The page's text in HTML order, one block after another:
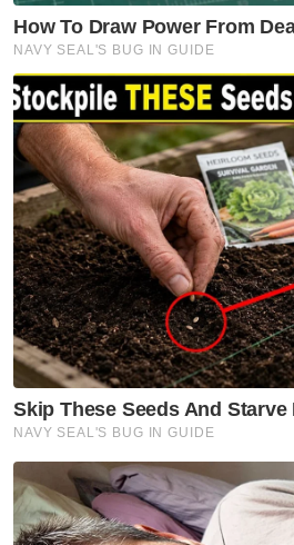
orang luar.
Bukan itu sahaja, individu
diberikan kelebihan untuk
bertindak sewenangnya
dan memakai pakaian
kebenaran.
Muat turun aplikasi Sinar
Rumah Tangga
Bermasalah
Kamal Adli
Tenang